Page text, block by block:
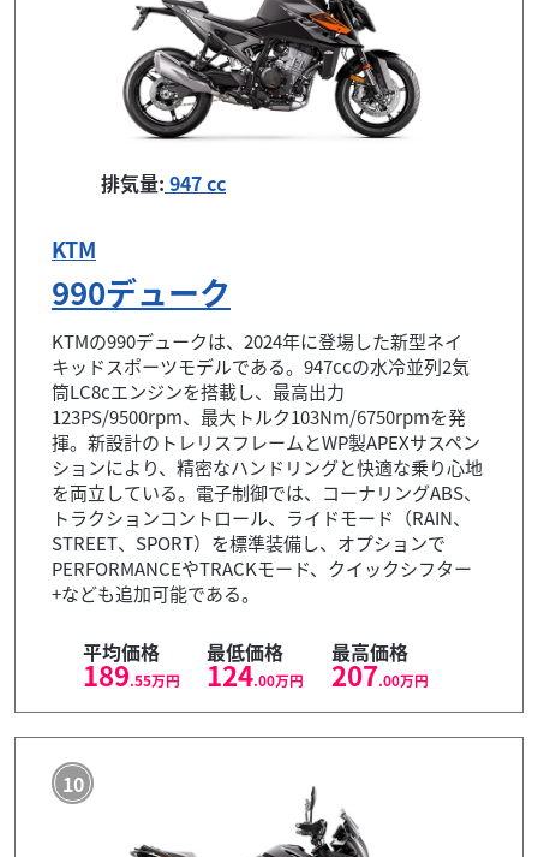
排気量: 947 cc
KTM
990デューク
KTMの990デュークは、2024年に登場した新型ネイ
キッドスポーツモデルである。947ccの水冷並列2気
筒LC8cエンジンを搭載し、最高出力
123PS/9500rpm、最大トルク103Nm/6750rpmを発
揮。新設計のトレリスフレームとWP製APEXサスペン
ションにより、精密なハンドリングと快適な乗り心地
を両立している。電子制御では、コーナリングABS、
トラクションコントロール、ライドモード（RAIN、
STREET、SPORT）を標準装備し、オプションで
PERFORMANCEやTRACKモード、クイックシフター
+なども追加可能である。
平均価格
189.55万円
最低価格
124.00万円
最高価格
207.00万円
10